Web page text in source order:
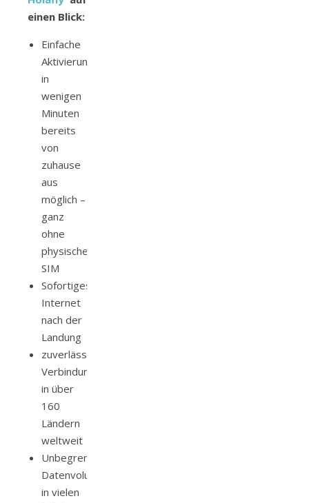
einen Blick:
Einfache
Aktivierung
in
wenigen
Minuten
bereits
von
zuhause
aus
möglich –
ganz
ohne
physische
SIM
Sofortiges
Internet
nach der
Landung
zuverlässige
Verbindung
in über
160
Ländern
weltweit
Unbegrenztes
Datenvolumen
in vielen